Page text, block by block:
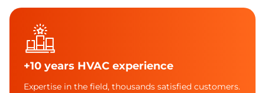
+10 years HVAC experience
Expertise in the field, thousands satisfied customers.